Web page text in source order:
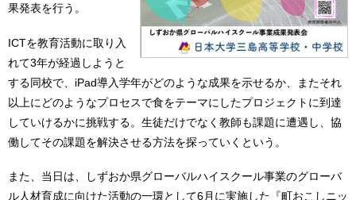
果発表を行う。
ICTを教育活動に取り入
れて3年が経過しようと
する同校で、iPad導入学年がどのような成果を示せるか、またそれ
以上にどのようなプロセスで食をテーマにしたプロジェクトに到達
していけるかに挑戦する。生徒だけでなく教師も課題に遭遇し、協
働してその課題を解決させる方法を探っていくという。
また、当日は、しずおか県グローバルハイスクール事業のグローバ
ル人材育成に向けた活動の一環として6月に実施した『町おこしニッ